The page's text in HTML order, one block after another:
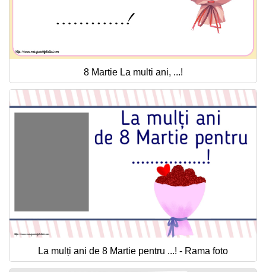
8 Martie La multi ani, ...!
La mulți ani de 8 Martie pentru ...! - Rama foto